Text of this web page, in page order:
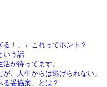
る！」←これってホント？
いう話
が待ってます。
、人生からは逃げられない。
る妥協案」とは？